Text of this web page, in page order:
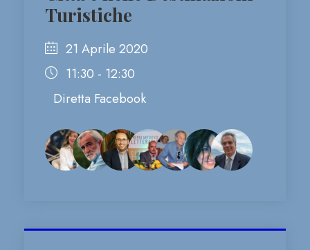
Turistiche
21 Aprile 2020
11:30 - 12:30
Diretta Facebook